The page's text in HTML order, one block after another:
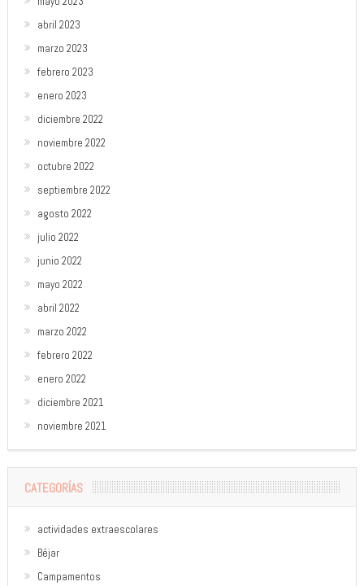
abril 2023
marzo 2023
febrero 2023
enero 2023
diciembre 2022
noviembre 2022
octubre 2022
septiembre 2022
agosto 2022
julio 2022
junio 2022
mayo 2022
abril 2022
marzo 2022
febrero 2022
enero 2022
diciembre 2021
noviembre 2021
CATEGORÍAS
actividades extraescolares
Béjar
Campamentos